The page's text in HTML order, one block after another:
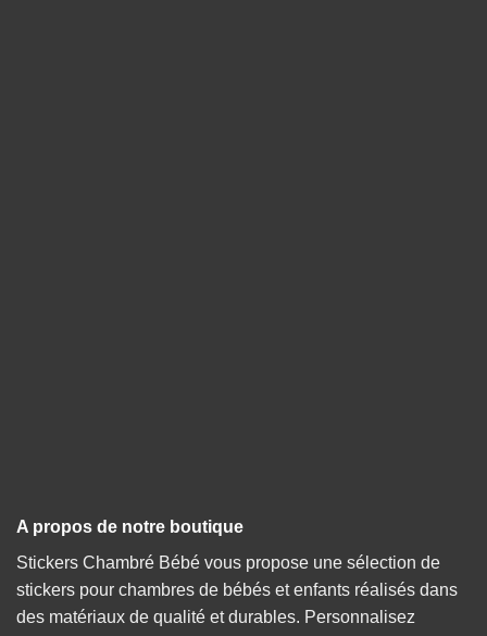
A propos de notre boutique
Stickers Chambré Bébé vous propose une sélection de
stickers pour chambres de bébés et enfants réalisés dans
des matériaux de qualité et durables. Personnalisez